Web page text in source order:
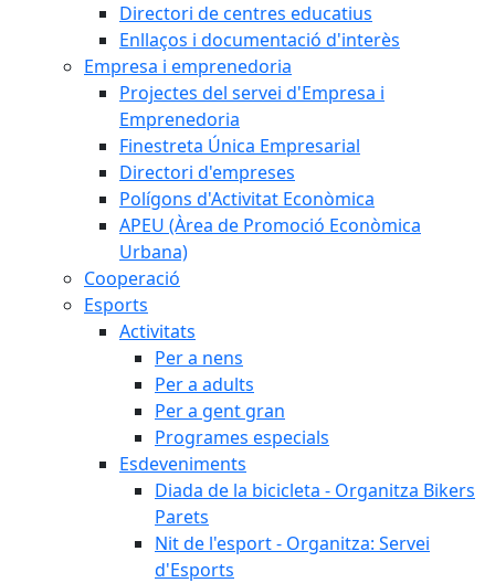
Directori de centres educatius
Enllaços i documentació d'interès
Empresa i emprenedoria
Projectes del servei d'Empresa i
Emprenedoria
Finestreta Única Empresarial
Directori d'empreses
Polígons d'Activitat Econòmica
APEU (Àrea de Promoció Econòmica
Urbana)
Cooperació
Esports
Activitats
Per a nens
Per a adults
Per a gent gran
Programes especials
Esdeveniments
Diada de la bicicleta - Organitza Bikers
Parets
Nit de l'esport - Organitza: Servei
d'Esports